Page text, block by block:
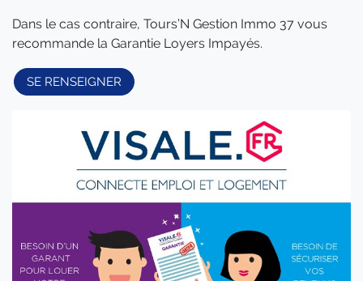
Dans le cas contraire, Tours’N Gestion Immo 37 vous
recommande la Garantie Loyers Impayés.
SE RENSEIGNER